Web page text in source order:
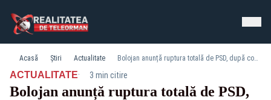
Acasă Știri Actualitate Bolojan anunță ruptura totală de PSD, după consultările cu Nicușor Dan: „PNL nu va mai susține un guvern împreună cu social-democrații”
ACTUALITATE· 3 min citire
Bolojan anunță ruptura totală de PSD,